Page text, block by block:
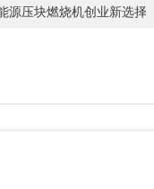
源压块燃烧机创业新选择